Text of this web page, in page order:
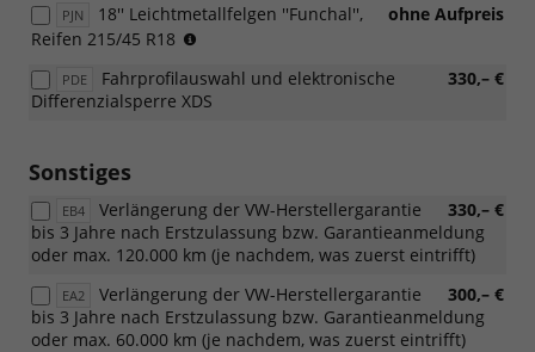
Verbindung
Design-
PJN ohne Aufpreis
18'' Leichtmetallfelgen ''Funchal'',
Reifen 215/45 R18
Verbindung
mit:
Style")
PDE 330,– €
Fahrprofilauswahl und elektronische
Differenzialsperre XDS
Sonstiges
EB4 330,– €
Verlängerung der VW-Herstellergarantie
bis 3 Jahre nach Erstzulassung bzw. Garantieanmeldung
oder max. 120.000 km (je nachdem, was zuerst eintrifft)
EA2 300,– €
Verlängerung der VW-Herstellergarantie
bis 3 Jahre nach Erstzulassung bzw. Garantieanmeldung
oder max. 60.000 km (je nachdem, was zuerst eintrifft)